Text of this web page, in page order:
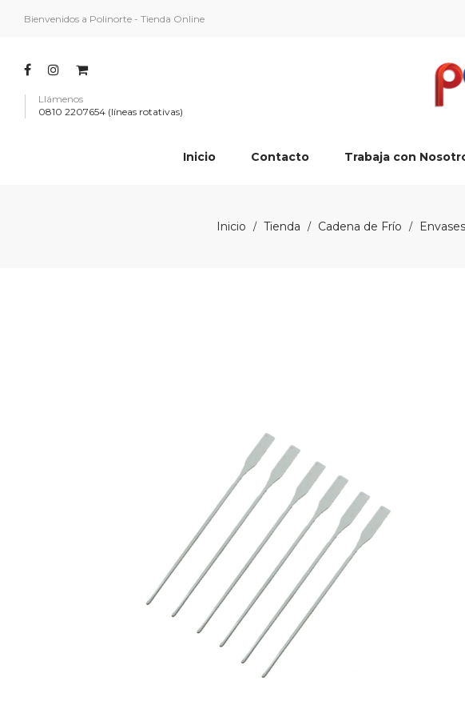
Bienvenidos a Polinorte - Tienda Online
Llámenos
0810 2207654 (líneas rotativas)
Inicio Contacto Trabaja con
Inicio / Tienda / Cadena de Frío /